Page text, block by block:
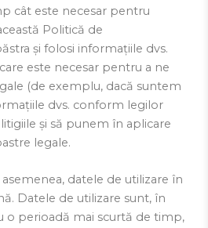
cât este necesar pentru
Politică de
și folosi informațiile dvs.
este necesar pentru a ne
(de exemplu, dacă suntem
dvs. conform legilor
și să punem în aplicare
legale.
datele de utilizare în
Datele de utilizare sunt, în
o perioadă mai scurtă de timp,